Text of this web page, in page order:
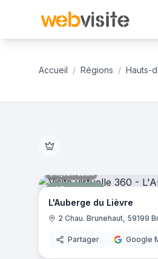
Accueil / Régions / Hauts-
Restaurant
Ajout récent
L'Auberge du Lièvre
2 Chau. Brunehaut, 59199
Partager Google